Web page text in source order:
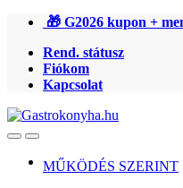
Ugrás
navigációhoz
Ugrás
tartalomra
🎁 G2026 kupon +
Rend. státusz
Fiókom
Kapcsolat
OpenClose
MŰKÖDÉS SZERINT